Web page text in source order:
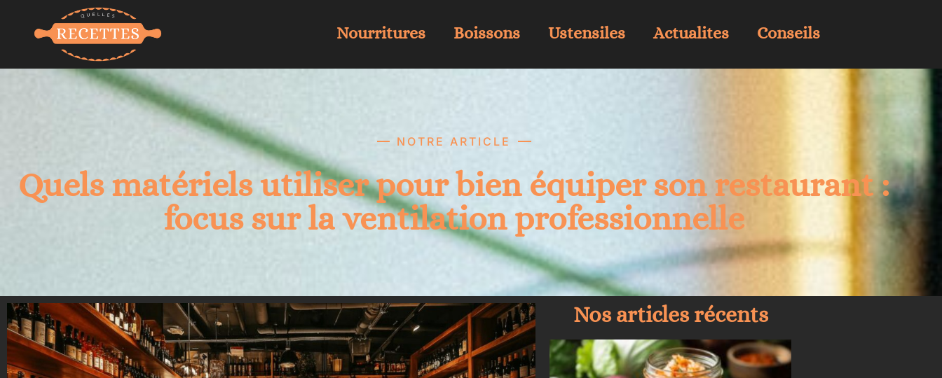
Nourritures Boissons Ustensiles Actualites Conseils
NOTRE ARTICLE
Quels matériels utiliser pour bien équiper son restaurant :
focus sur la ventilation professionnelle
Nos articles récents